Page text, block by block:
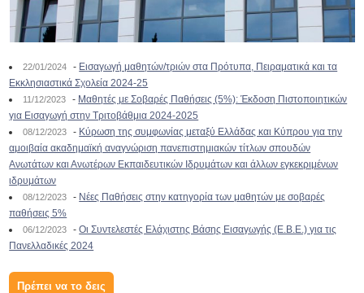
22/01/2024 - Εισαγωγή μαθητών/τριών στα Πρότυπα, Πειραματικά και τα
Εκκλησιαστικά Σχολεία 2024-25
11/12/2023 - Μαθητές με Σοβαρές Παθήσεις (5%): Έκδοση Πιστοποιητικών
για Εισαγωγή στην Τριτοβάθμια 2024-2025
08/12/2023 - Κύρωση της συμφωνίας μεταξύ Ελλάδας και Κύπρου για την
αμοιβαία ακαδημαϊκή αναγνώριση πανεπιστημιακών τίτλων σπουδών
Ανωτάτων και Ανωτέρων Εκπαιδευτικών Ιδρυμάτων και άλλων εγκεκριμένων
ιδρυμάτων
08/12/2023 - Νέες Παθήσεις στην κατηγορία των μαθητών με σοβαρές
παθήσεις 5%
06/12/2023 -Οι Συντελεστές Ελάχιστης Βάσης Εισαγωγής (Ε.Β.Ε.) για τις
Πανελλαδικές 2024
Πρέπει να το δεις